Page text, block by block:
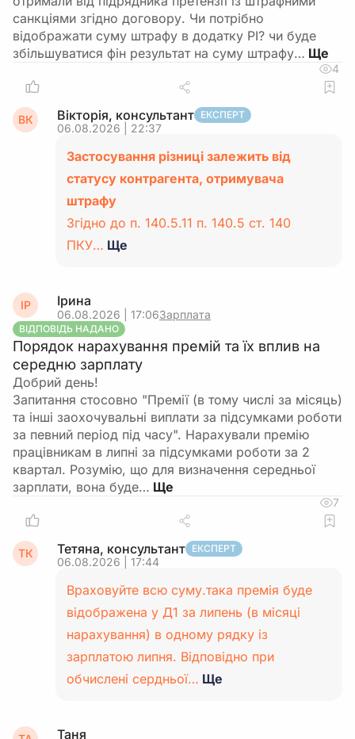
санкціями згідно договору. Чи потрібно
відображати суму штрафу в додатку РІ? чи буде
збільшуватися фін результат на суму штрафу…
4
ВК Вікторія, консультант ЕКСПЕРТ
06.08.2026 | 22:37
Застосування різниці залежить від
статусу контрагента, отримувача
штрафу
Згідно до п. 140.5.11 п. 140.5 ст. 140
ПКУ… Ще
ІР Ірина
06.08.2026 | 17:06Зарплата
ВІДПОВІДЬ НАДАНО
Порядок нарахування премій та їх вплив на
середню зарплату
Добрий день!
Запитання стосовно "Премії (в тому числі за місяць)
та інші заохочувальні виплати за підсумками роботи
за певний період під часу". Нарахували премію
працівникам в липні за підсумками роботи за 2
квартал. Розумію, що для визначення середньої
зарплати, вона буде…
7
ТК Тетяна, консультант ЕКСПЕРТ
06.08.2026 | 17:44
Враховуйте всю суму.така премія буде
відображена у Д1 за липень (в місяці
нарахування) в одному рядку із
зарплатою липня. Відповідно при
обчислені сердньої… Ще
Таня